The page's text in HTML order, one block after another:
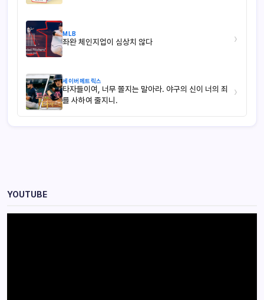
MLB
좌완 체인지업이 심상치 않다 ›
세이버메트릭스
타자들이여, 너무 쫄지는 말아라. 야구의 신이 너의 죄
를 사하여 줄지니.
›
YOUTUBE